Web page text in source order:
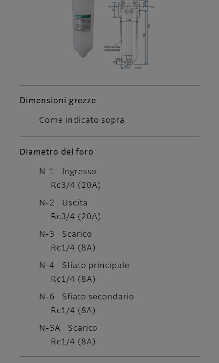
Dimensioni grezze
Come indicato sopra
Diametro del foro
N-1 Ingresso
Rc3/4 (20A)
N-2 Uscita
Rc3/4 (20A)
N-3 Scarico
Rc1/4 (8A)
N-4 Sfiato principale
Rc1/4 (8A)
N-6 Sfiato secondario
Rc1/4 (8A)
N-3A Scarico
Rc1/4 (8A)